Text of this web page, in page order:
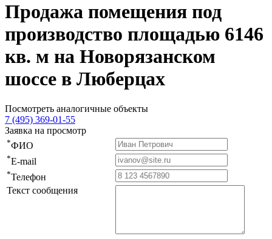
Продажа помещения под
производство площадью 6146
кв. м на Новорязанском
шоссе в Люберцах
Посмотреть аналогичные объекты
7 (495) 369-01-55
Заявка на просмотр
*ФИО
*E-mail
*Телефон
Текст сообщения